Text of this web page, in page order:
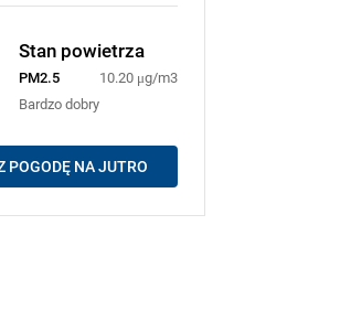
Stan powietrza
PM2.5
10.20 μg/m3
Bardzo dobry
POGODĘ NA JUTRO